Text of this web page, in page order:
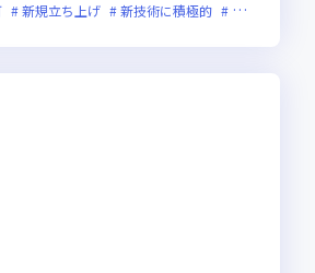
新規立ち上げ 新技術に積極的 グローバル展